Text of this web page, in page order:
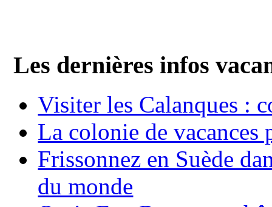
Les dernières infos
Visiter les Calanques :
La colonie de vacances
Frissonnez en Suède
du monde